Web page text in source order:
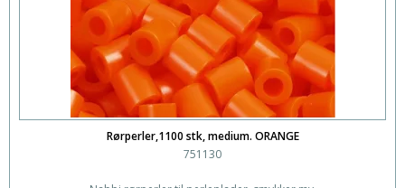
Rørperler,1100 stk, medium. ORANGE
751130